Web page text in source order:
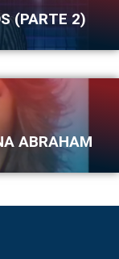
(PARTE 2)
ABRAHAM